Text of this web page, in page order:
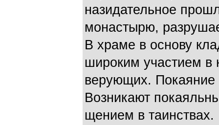
назидательное
монастырю,
В храме в основу
широким участием в
верующих. Покаяние
Возникают
щением в